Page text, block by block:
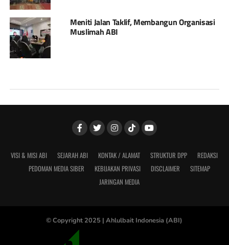
Meniti Jalan Taklif, Membangun Organisasi
Muslimah ABI
VISI & MISI ABI SEJARAH ABI KONTAK / ALAMAT STRUKTUR DPP
REDAKSI
PEDOMAN MEDIA SIBER
KEBIJAKAN PRIVASI DISCLAIMER
SITEMAP
JARINGAN MEDIA
© Copyright 2025 | Ahlulbait Indonesia (ABI)